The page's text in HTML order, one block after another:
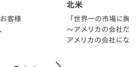
客様
北米
「世界一の市場に胸
～アメリカの会社だか
アメリカの会社になろ